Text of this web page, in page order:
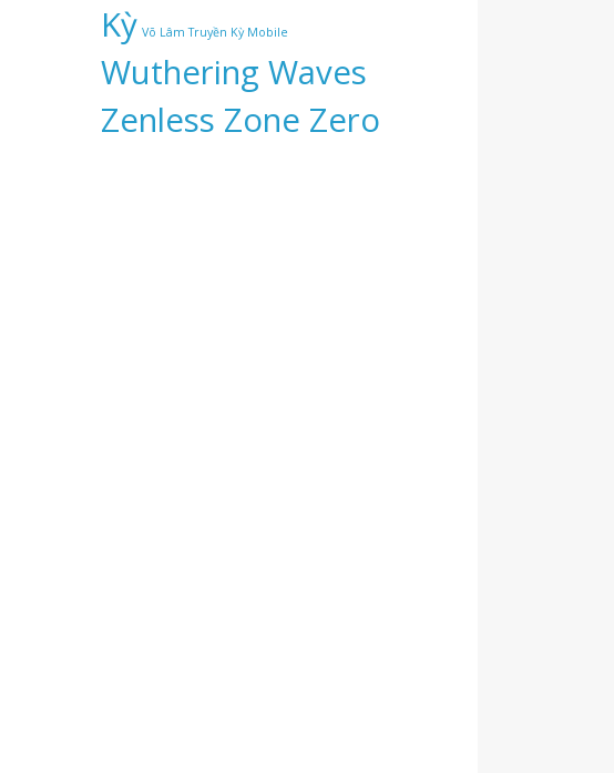
Kỳ Võ Lâm Truyền Kỳ Mobile
Wuthering Waves
Zenless Zone Zero